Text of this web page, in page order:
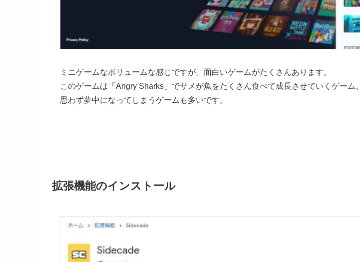
ミニゲームなボリュームな感じですが、面白いゲームがたくさんあります。
このゲームは「Angry Sharks」でサメが魚をたくさん食べて成長させていくゲーム。
思わず夢中になってしまうゲームも多いです。
拡張機能のインストール